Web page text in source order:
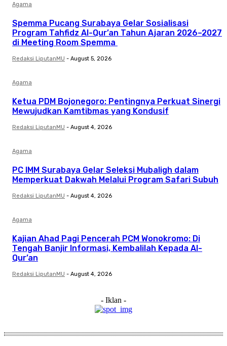
Agama
Spemma Pucang Surabaya Gelar Sosialisasi
Program Tahfidz Al-Qur’an Tahun Ajaran 2026–2027
di Meeting Room Spemma
Redaksi LiputanMU - August 5, 2026
Agama
Ketua PDM Bojonegoro: Pentingnya Perkuat Sinergi
Mewujudkan Kamtibmas yang Kondusif
Redaksi LiputanMU - August 4, 2026
Agama
PC IMM Surabaya Gelar Seleksi Mubaligh dalam
Memperkuat Dakwah Melalui Program Safari Subuh
Redaksi LiputanMU - August 4, 2026
Agama
Kajian Ahad Pagi Pencerah PCM Wonokromo: Di
Tengah Banjir Informasi, Kembalilah Kepada Al-
Qur’an
Redaksi LiputanMU - August 4, 2026
- Iklan -